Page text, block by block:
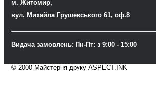
м. Житомир,
вул. Михайла Грушевського 61, оф.8
Видача замовлень: Пн-Пт: з 9:00 - 15:00
© 2000 Майстерня друку ASPECT.INK